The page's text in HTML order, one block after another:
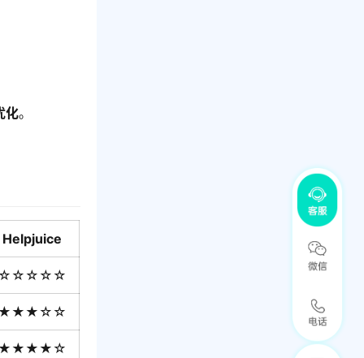
化。
Helpjuice